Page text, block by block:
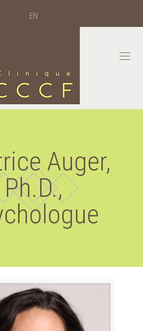
EN
Auger,
Ph.D.,